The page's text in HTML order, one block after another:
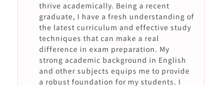
thrive academically. Being a recent
graduate, I have a fresh understanding of
the latest curriculum and effective study
techniques that can make a real
difference in exam preparation. My
strong academic background in English
and other subjects equips me to provide
a robust foundation for my students. I